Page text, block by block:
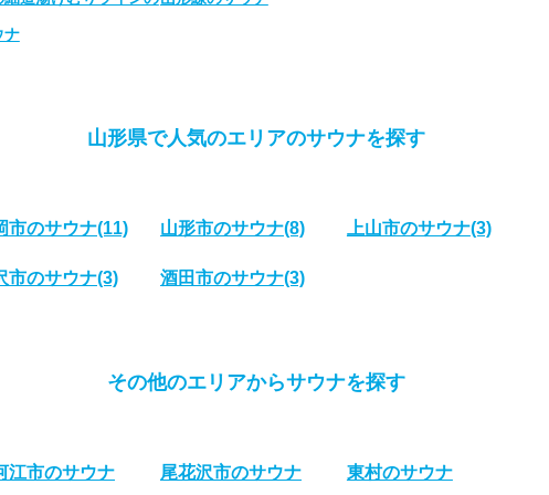
ナ
山形県で人気のエリアのサウナを探す
市のサウナ(11) 山形市のサウナ(8) 上山市のサウナ(3)
市のサウナ(3) 酒田市のサウナ(3)
その他のエリアからサウナを探す
江市のサウナ 尾花沢市のサウナ 東村のサウナ